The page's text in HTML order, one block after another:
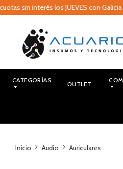
interés los JUEVES con Galicia a
CATEGORÍAS OUTLET
Inicio Audio Auriculares